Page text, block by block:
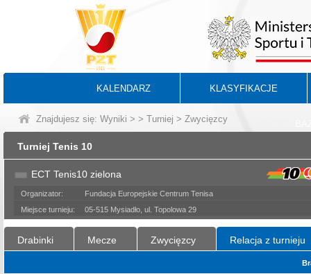
KALENDARZ KLASYFIKACJE
Znajdujesz się: Wyniki > > Turniej > Zwycięzcy
Turniej Tenis 10
ECT Tenis10 zielona
Organizator:
Fundacja Europejskie Centrum Tenisa
Miejsce turnieju:
05-515 Mysiadło, ul. Topolowa 29
Drabinki Mecze Zwycięzcy Relacja z turnieju